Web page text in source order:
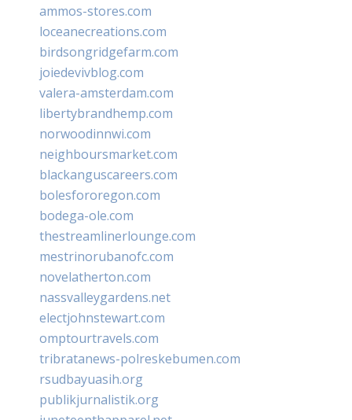
ammos-stores.com
loceanecreations.com
birdsongridgefarm.com
joiedevivblog.com
valera-amsterdam.com
libertybrandhemp.com
norwoodinnwi.com
neighboursmarket.com
blackanguscareers.com
bolesfororegon.com
bodega-ole.com
thestreamlinerlounge.com
mestrinorubanofc.com
novelatherton.com
nassvalleygardens.net
electjohnstewart.com
omptourtravels.com
tribratanews-polreskebumen.com
rsudbayuasih.org
publikjurnalistik.org